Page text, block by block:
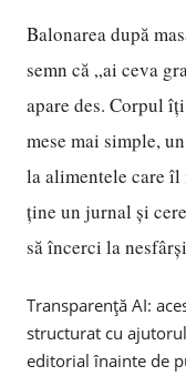
Balonarea după
semn că „ai ceva
apare des. Corpul
mese mai simple,
la alimentele care îl
ține un jurnal și
să încerci la
Transparență AI:
structurat cu
editorial înainte de